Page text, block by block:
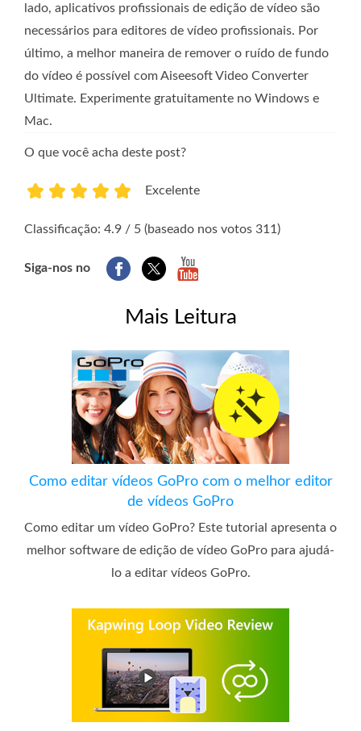
lado, aplicativos profissionais de edição de vídeo são
necessários para editores de vídeo profissionais. Por
último, a melhor maneira de remover o ruído de fundo
do vídeo é possível com Aiseesoft Video Converter
Ultimate. Experimente gratuitamente no Windows e
Mac.
O que você acha deste post?
Excelente
Classificação: 4.9 / 5 (baseado nos votos 311)
Siga-nos no
Mais Leitura
Como editar vídeos GoPro com o melhor editor
de vídeos GoPro
Como editar um vídeo GoPro? Este tutorial apresenta o
melhor software de edição de vídeo GoPro para ajudá-
lo a editar vídeos GoPro.